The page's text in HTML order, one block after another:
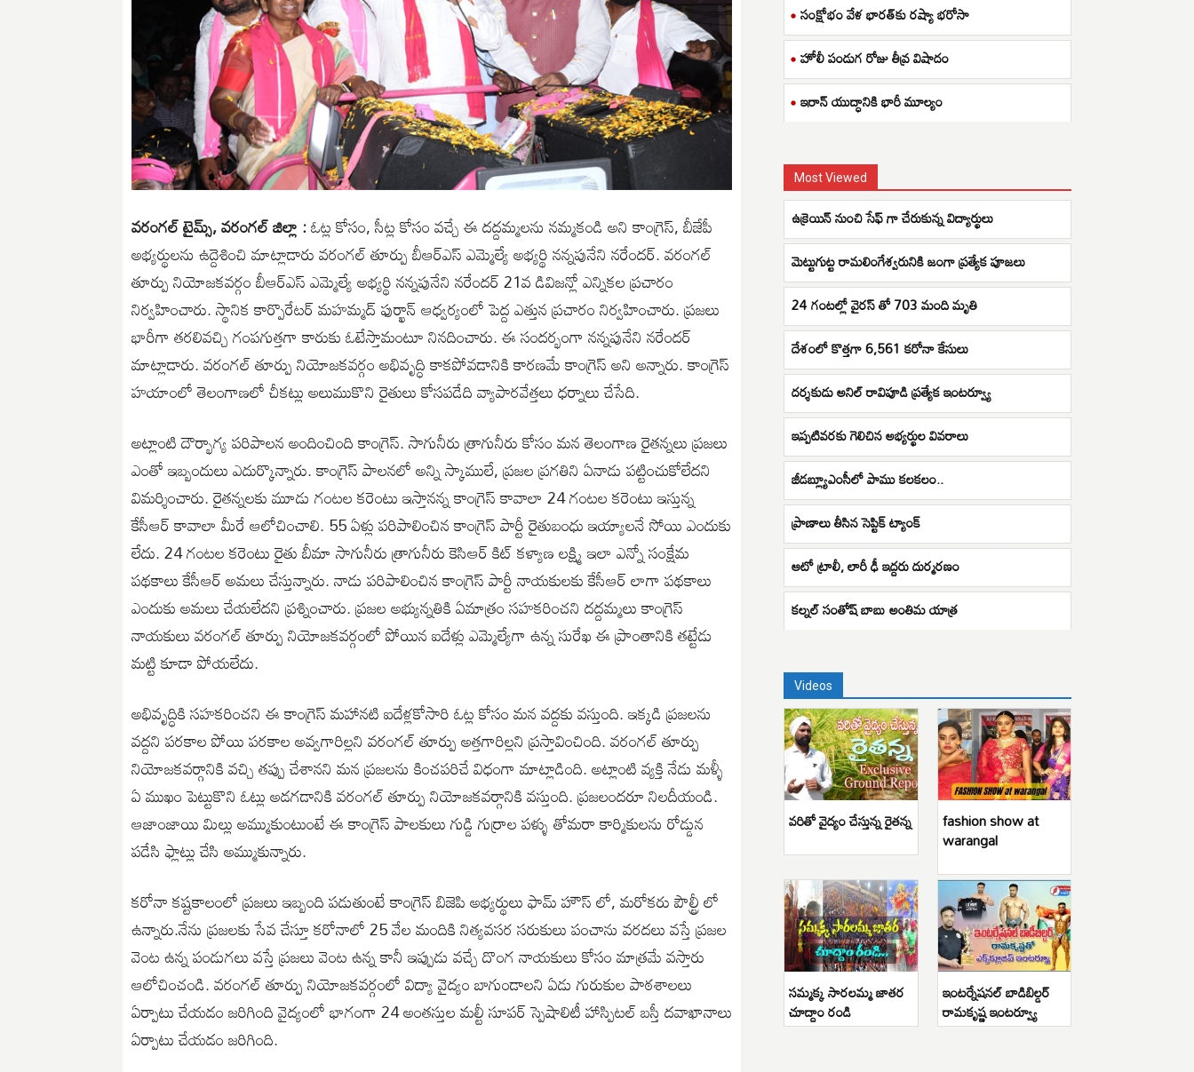
వరంగల్ టైమ్స్, వరంగల్ జిల్లా :ఓట్ల కోసం, సీట్ల కోసం వచ్చే ఈ దద్దమ్మలను నమ్మకండి అని కాంగ్రెస్, బీజేపీ
అభ్యర్థులను ఉద్దెశించి మాట్లాడారు వరంగల్ తూర్పు బీఆర్ఎస్ ఎమ్మెల్యే అభ్యర్థి నన్నపునేని నరేందర్. వరంగల్
తూర్పు నియోజకవర్గం బీఆర్ఎస్ ఎమ్మెల్యే అభ్యర్థి నన్నపునేని నరేందర్ 21వ డివిజన్లో ఎన్నికల ప్రచారం
నిర్వహించారు. స్థానిక కార్పొరేటర్ మహమ్మద్ ఫుర్ఖాన్ ఆధ్వర్యంలో పెద్ద ఎత్తున ప్రచారం నిర్వహించారు. ప్రజలు
భారీగా తరలివచ్చి గంపగుత్తగా కారుకు ఓటేస్తామంటూ నినదించారు. ఈ సందర్భంగా నన్నపునేని నరేందర్
మాట్లాడారు. వరంగల్ తూర్పు నియోజకవర్గం అభివృద్ధి కాకపోవడానికి కారణమే కాంగ్రెస్ అని అన్నారు. కాంగ్రెస్
హయాంలో తెలంగాణలో చీకట్లు అలుముకొని రైతులు కోసపడేది వ్యాపారవేత్తలు ధర్నాలు చేసేది.
అట్లాంటి దౌర్భాగ్య పరిపాలన అందించింది కాంగ్రెస్. సాగునీరు త్రాగునీరు కోసం మన తెలంగాణ రైతన్నలు ప్రజలు
ఎంతో ఇబ్బందులు ఎదుర్కొన్నారు. కాంగ్రెస్ పాలనలో అన్ని స్కాములే, ప్రజల ప్రగతిని ఏనాడు పట్టించుకోలేదని
విమర్శించారు. రైతన్నలకు మూడు గంటల కరెంటు ఇస్తానన్న కాంగ్రెస్ కావాలా 24 గంటల కరెంటు ఇస్తున్న
కేసీఆర్ కావాలా మీరే ఆలోచించాలి. 55 ఏళ్లు పరిపాలించిన కాంగ్రెస్ పార్టీ రైతుబంధు ఇయ్యాలనే సోయి ఎందుకు
లేదు. 24 గంటల కరెంటు రైతు బీమా సాగునీరు త్రాగునీరు కెసిఆర్ కిట్ కళ్యాణ లక్ష్మి ఇలా ఎన్నో సంక్షేమ
పథకాలు కేసీఆర్ అమలు చేస్తున్నారు. నాడు పరిపాలించిన కాంగ్రెస్ పార్టీ నాయకులకు కేసీఆర్ లాగా పథకాలు
ఎందుకు అమలు చేయలేదని ప్రశ్నించారు. ప్రజల అభ్యున్నతికి ఏమాత్రం సహకరించని దద్దమ్మలు కాంగ్రెస్
నాయకులు వరంగల్ తూర్పు నియోజకవర్గంలో పోయిన ఐదేళ్లు ఎమ్మెల్యేగా ఉన్న సురేఖ ఈ ప్రాంతానికి తట్టేడు
మట్టి కూడా పోయలేదు.
అభివృద్ధికి సహకరించని ఈ కాంగ్రెస్ మహానటి ఐదేళ్లకోసారి ఓట్ల కోసం మన వద్దకు వస్తుంది. ఇక్కడి ప్రజలను
వద్దని పరకాల పోయి పరకాల అవ్వగారిల్లని వరంగల్ తూర్పు అత్తగారిల్లని ప్రస్తావించింది. వరంగల్ తూర్పు
నియోజకవర్గానికి వచ్చి తప్పు చేశానని మన ప్రజలను కించపరిచే విధంగా మాట్లాడింది. అట్లాంటి వ్యక్తి నేడు మళ్ళీ
ఏ ముఖం పెట్టుకొని ఓట్లు అడగడానికి వరంగల్ తూర్పు నియోజకవర్గానికి వస్తుంది. ప్రజలందరూ నిలదీయండి.
ఆజాంజాయి మిల్లు అమ్ముకుంటుంటే ఈ కాంగ్రెస్ పాలకులు గుడ్డి గుర్రాల పళ్ళు తోమరా కార్మికులను రోడ్డున
పడేసి ఫ్లాట్లు చేసి అమ్ముకున్నారు.
కరోనా కష్టకాలంలో ప్రజలు ఇబ్బంది పడుతుంటే కాంగ్రెస్ బిజెపి అభ్యర్థులు ఫామ్ హౌస్ లో, మరోకరు పౌల్ట్రీ లో
ఉన్నారు.నేను ప్రజలకు సేవ చేస్తూ కరోనాలో 25 వేల మందికి నిత్యవసర సరుకులు పంచాను వరదలు వస్తే ప్రజల
వెంట ఉన్న పండుగలు వస్తే ప్రజలు వెంట ఉన్న కానీ ఇప్పుడు వచ్చే దొంగ నాయకులు కోసం మాత్రమే వస్తారు
ఆలోచించండి. వరంగల్ తూర్పు నియోజకవర్గంలో విద్యా వైద్యం బాగుండాలని ఏడు గురుకుల పాఠశాలలు
ఏర్పాటు చేయడం జరిగింది వైద్యంలో భాగంగా 24 అంతస్తుల మల్టీ సూపర్ స్పెషాలిటీ హాస్పిటల్ బస్తీ దవాఖానాలు
ఏర్పాటు చేయడం జరిగింది.
సంక్షోభం వేళ భారత్‌కు రష్యా భరోసా
హోలీ పండుగ రోజు తీవ్ర విషాదం
ఇరాన్ యుద్ధానికి భారీ మూల్యం
Most Viewed
ఉక్రెయిన్ నుంచి సేఫ్ గా చేరుకున్న విద్యార్థులు
మెట్టుగుట్ట రామలింగేశ్వరునికి జంగా ప్రత్యేక పూజలు
24 గంటల్లో వైరస్ తో 703 మంది మృతి
దేశంలో కొత్తగా 6,561 కరోనా కేసులు
దర్శకుడు అనిల్ రావిపూడి ప్రత్యేక ఇంటర్వ్యూ
ఇప్పటివరకు గెలిచిన అభ్యర్థుల వివరాలు
జీడబ్ల్యూఎంసీలో పాము కలకలం..
ప్రాణాలు తీసిన సెప్టిక్ ట్యాంక్
ఆటో ట్రాలీ, లారీ ఢీ ఇద్దరు దుర్మరణం
కల్నల్‌ సంతోష్ బాబు‌ అంతిమ యాత్ర
Videos
వరితో వైద్యం చేస్తున్న రైతన్న fashion show at
warangal
సమ్మక్క సారలమ్మ జాతర
చూద్దాం రండి
ఇంటర్నేషనల్ బాడిబిల్డర్
రామకృష్ణ ఇంటర్వ్యూ